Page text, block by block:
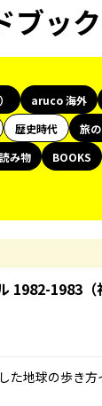
ブッ
aruco 海外
歴史時代 旅
み物 BOOKS
1982-1983（
た地球の歩き